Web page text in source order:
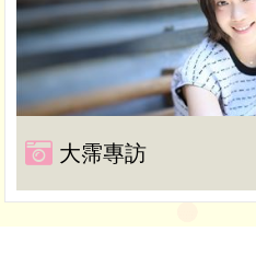
大霈專訪